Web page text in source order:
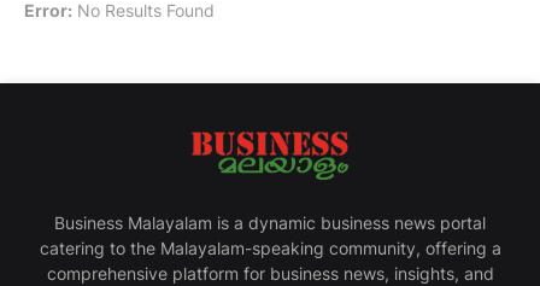
Error: No Results Found
Business Malayalam is a dynamic business news portal
catering to the Malayalam-speaking community, offering a
comprehensive platform for business news, insights, and